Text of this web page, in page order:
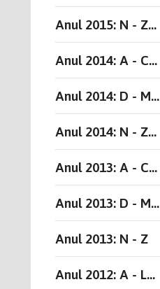
Anul 2015: N - Z...
Anul 2014: A - C...
Anul 2014: D - M...
Anul 2014: N - Z...
Anul 2013: A - C...
Anul 2013: D - M...
Anul 2013: N - Z
Anul 2012: A - L...